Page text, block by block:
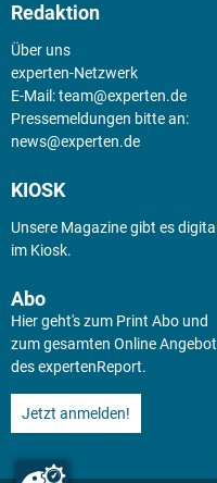
Redaktion
Über uns
experten-Netzwerk
E-Mail:team@experten.de
Pressemeldungen bitte an:
news@experten.de
KIOSK
Unsere Magazine gibt es digital
im Kiosk.
Abo
Hier geht's zum Print Abo und
zum gesamten Online Angebot
des expertenReport.
Jetzt anmelden!